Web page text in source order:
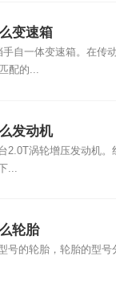
变速箱
自一体变速箱。在传
配的...
发动机
2.0T涡轮增压发动机。
...
轮胎
号的轮胎，轮胎的型号